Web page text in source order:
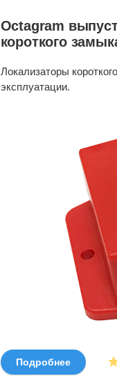
Octagram
короткого
Локализаторы
эксплуатации.
Подробнее